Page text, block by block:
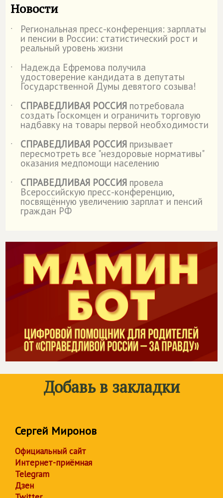
Новости
˙ Региональная пресс-конференция: зарплаты
и пенсии в России: статистический рост и
реальный уровень жизни
˙
Надежда Ефремова получила
удостоверение кандидата в депутаты
Государственной Думы девятого созыва!
˙
СПРАВЕДЛИВАЯ РОССИЯ потребовала
создать Госкомцен и ограничить торговую
надбавку на товары первой необходимости
˙
СПРАВЕДЛИВАЯ РОССИЯ призывает
пересмотреть все "нездоровые нормативы"
оказания медпомощи населению
˙
СПРАВЕДЛИВАЯ РОССИЯ провела
Всероссийскую пресс-конференцию,
посвящённую увеличению зарплат и пенсий
граждан РФ
Добавь в закладки
Сергей Миронов
Официальный сайт
Интернет-приёмная
Telegram
Дзен